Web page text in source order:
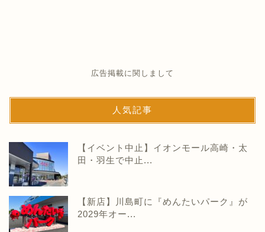
広告掲載に関しまして
人気記事
【イベント中止】イオンモール高崎・太
田・羽生で中止...
【新店】川島町に『めんたいパーク』が
2029年オー...